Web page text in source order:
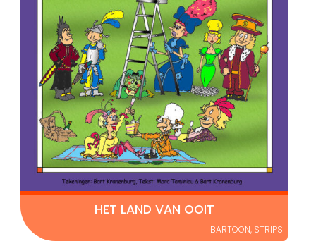
HET LAND VAN OOIT
BARTOON, STRIPS